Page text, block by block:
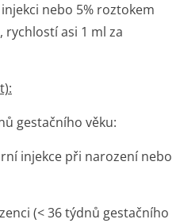
nebo 5% roztokem
rychlostí asi 1 ml za
gestačního věku:
injekce při narození nebo
(< 36 týdnů gestačního